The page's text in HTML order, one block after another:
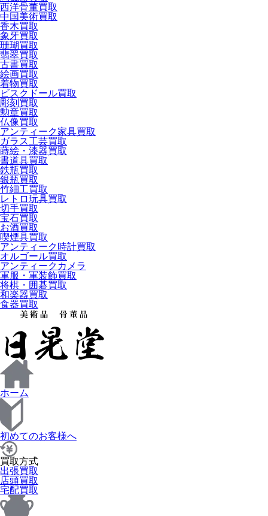
西洋骨董買取
中国美術買取
香木買取
象牙買取
珊瑚買取
翡翠買取
古書買取
絵画買取
着物買取
ビスクドール買取
彫刻買取
勲章買取
仏像買取
アンティーク家具買取
ガラス工芸買取
蒔絵・漆器買取
書道具買取
鉄瓶買取
銀瓶買取
竹細工買取
レトロ玩具買取
切手買取
宝石買取
お酒買取
喫煙具買取
アンティーク時計買取
オルゴール買取
アンティークカメラ
軍服・軍装飾買取
将棋・囲碁買取
和楽器買取
食器買取
ホーム
初めてのお客様へ
買取方式
出張買取
店頭買取
宅配買取